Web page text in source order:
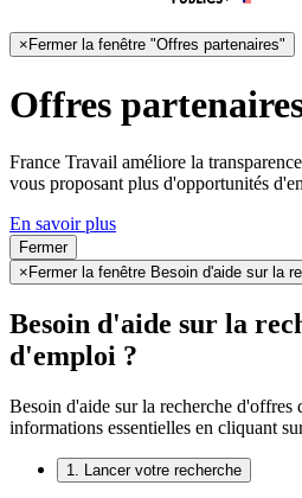
× Fermer la fenêtre "Offres partenaires"
Offres
France Travail améliore la
vous proposant plus d'opportunités
En savoir plus
Fermer
× Fermer la fenêtre Besoin d'aide sur la
Besoin d'aide sur la
d'emploi ?
Besoin d'aide sur la recherche d'offres
informations essentielles en cliquant
1. Lancer votre recherche